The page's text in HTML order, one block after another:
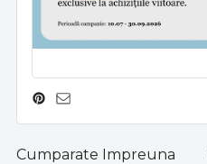
Cumparate Impreuna